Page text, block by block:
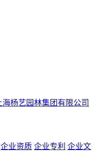
企业资质 企业专利 企业文